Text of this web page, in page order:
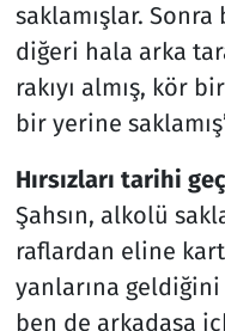
saklamışlar.
diğeri hala arka
rakıyı almış, kör
bir yerine
Hırsızları tarihi
Şahsın, alkolü
raflardan eline
yanlarına geldiğini
ben de arkadaşa